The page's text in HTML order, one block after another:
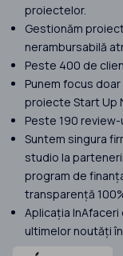
proiectelor.
Gestionăm
nerambursabilă
Peste 400 de
Punem focus
proiecte Start Up
Peste 190
Suntem singura
studio la
program de
transparență
Aplicația InAfaceri
ultimelor noutăți